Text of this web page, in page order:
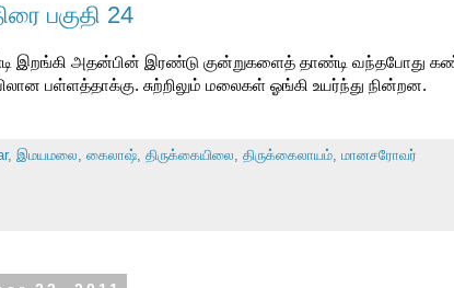
பகுதி 24
இறங்கி அதன்பின் இரண்டு குன்றுகளைத் தாண்டி வந்தபோது
பள்ளத்தாக்கு. சுற்றிலும் மலைகள் ஓங்கி உயர்ந்து நின்றன.
, இமயமலை, கைலாஷ், திருக்கையிலை, திருக்கைலாயம், மானசரோவர்